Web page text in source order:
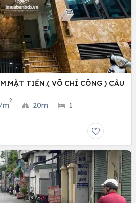
TIỀN.( VÕ CHÍ CÔNG ) CẦU
m
2
· 20m · 1